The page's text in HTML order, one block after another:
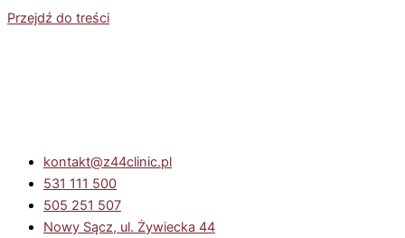
Przejdź do treści
kontakt@z44clinic.pl
531 111 500
505 251 507
Nowy Sącz, ul. Żywiecka 44